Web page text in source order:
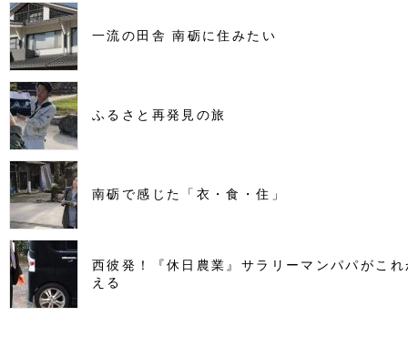
一流の田舎 南砺に住みたい
ふるさと再発見の旅
南砺で感じた「衣・食・住」
西彼発！『休日農業』サラリーマンパパがこ
える